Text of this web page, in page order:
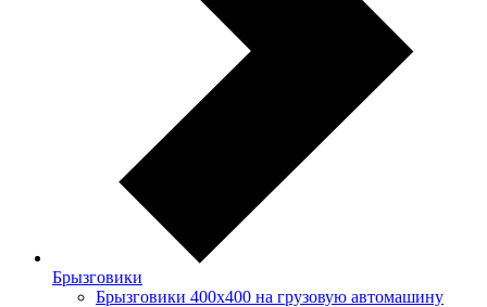
Брызговики
Брызговики 400х400 на грузовую автомашину